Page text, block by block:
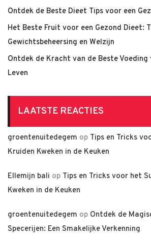
Ontdek de Beste Dieet Tips voor een
Het Beste Fruit voor een Gezond Dieet:
Gewichtsbeheersing en Welzijn
Ontdek de Kracht van de Beste Voeding
Leven
LAATSTE REACTIES
groentenuitedegem op Tips en Tricks
Kruiden Kweken in de Keuken
Ellemijn bali op Tips en Tricks voor het
Kweken in de Keuken
groentenuitedegem op Ontdek de
Specerijen: Een Smakelijke Verkenning